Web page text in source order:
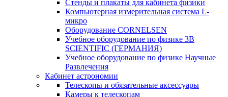
Стенды и плакаты для кабинета физики
Компьютерная измерительная система L-
микро
Оборудование CORNELSEN
Учебное оборудование по физике 3B
SCIENTIFIC (ГЕРМАНИЯ)
Учебное оборудование по физике Научные
Развлечения
Кабинет астрономии
Телескопы и обязательные аксессуары
Камеры к телескопам